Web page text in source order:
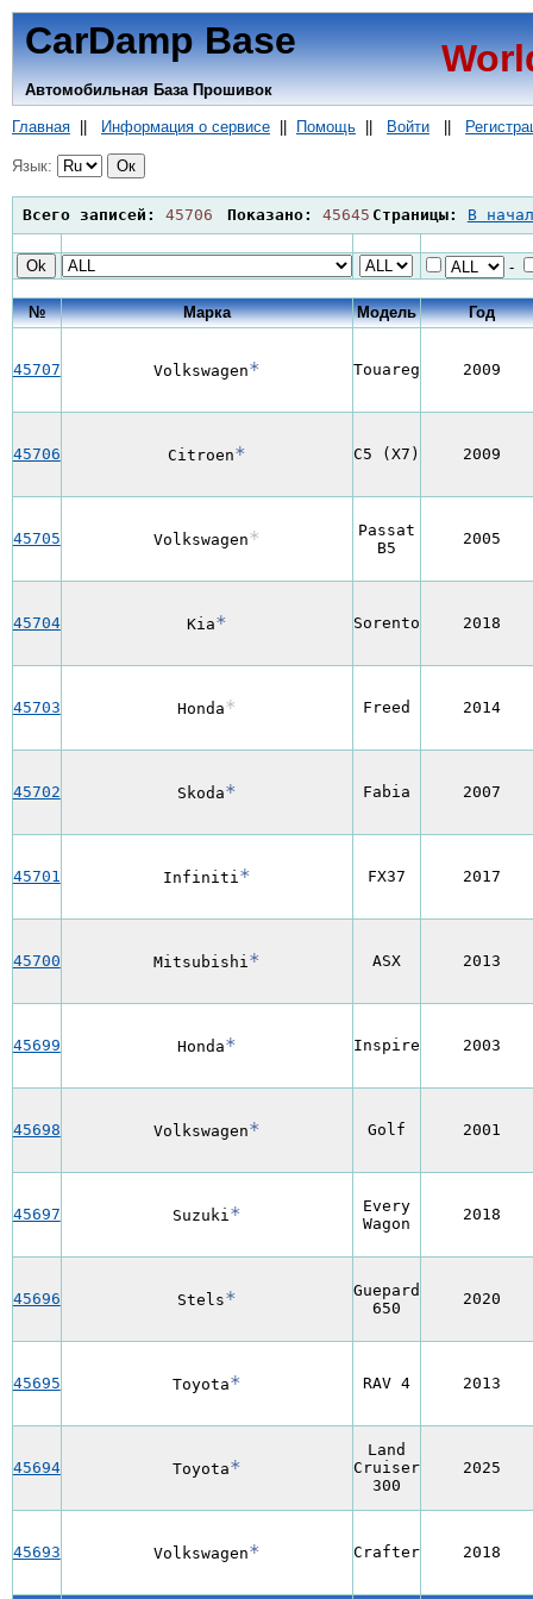
CarDamp Base
Автомобильная База Прошивок
Главная|| Информация о сервисе|| Помощь|| Войти||
Язык:
Всего записей: 45706 Показано: 45645 Страницы: В
-
№ Марка Модель Год
45707 Volkswagen* Touareg 2009
45706 Citroen* C5 (X7) 2009
45705 Volkswagen*
Passat
B5
2005
45704 Kia* Sorento 2018
45703 Honda* Freed 2014
45702 Skoda* Fabia 2007
45701 Infiniti* FX37 2017
45700 Mitsubishi* ASX 2013
45699 Honda* Inspire 2003
45698 Volkswagen* Golf 2001
45697 Suzuki*
Every
Wagon
2018
45696 Stels*
Guepard
650
2020
45695 Toyota* RAV 4 2013
45694 Toyota*
Land
Cruiser
300
2025
45693 Volkswagen* Crafter 2018